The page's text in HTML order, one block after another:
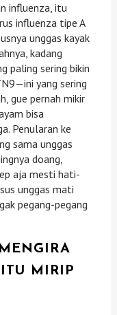
influenza, itu
influenza tipe A
unggas kayak
kadang
paling sering bikin
yang sering
gue pernah mikir
bisa
Penularan ke
sama unggas
doang,
aja mesti hati-
unggas mati
pegang-pegang
MIRIP